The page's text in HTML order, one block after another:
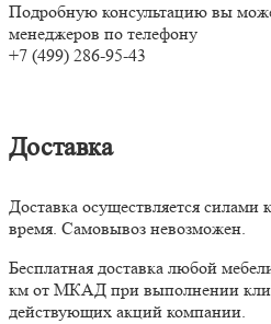
Подробную консультацию вы
менеджеров по телефону
+7 (499) 286-95-43
Доставка
Доставка осуществляется силами
время. Самовывоз невозможен.
Бесплатная доставка любой
км от МКАД при выполнении
действующих акций компании.